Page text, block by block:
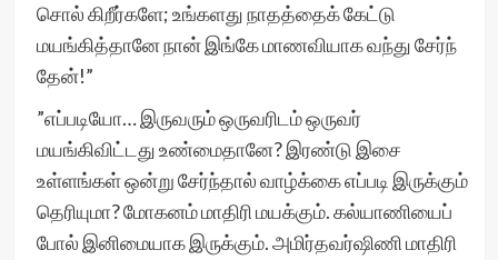
சொல் கிறீர்களே; உங்களது நாதத்தைக் கேட்டு
மயங்கித்தானே நான் இங்கே மாணவியாக வந்து சேர்ந்
தேன்!”
”எப்படியோ… இருவரும் ஒருவரிடம் ஒருவர்
மயங்கிவிட்டது உண்மைதானே? இரண்டு இசை
உள்ளங்கள் ஒன்று சேர்ந்தால் வாழ்க்கை எப்படி இருக்கும்
தெரியுமா? மோகனம் மாதிரி மயக்கும். கல்யாணியைப்
போல் இனிமையாக இருக்கும். அமிர்தவர்ஷிணி மாதிரி